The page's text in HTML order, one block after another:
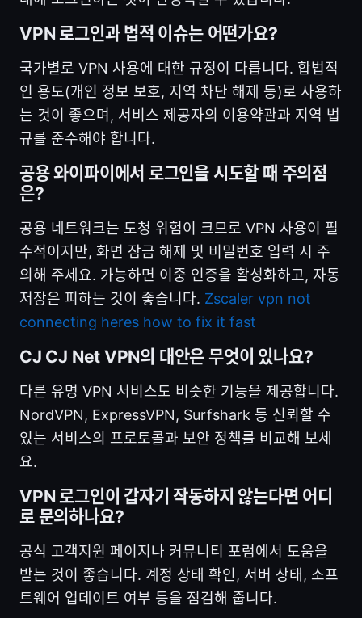
VPN 로그인과 법적 이슈는 어떤가요?
국가별로 VPN 사용에 대한 규정이 다릅니다. 합법적
인 용도(개인 정보 보호, 지역 차단 해제 등)로 사용하
는 것이 좋으며, 서비스 제공자의 이용약관과 지역 법
규를 준수해야 합니다.
공용 와이파이에서 로그인을 시도할 때 주의점
은?
공용 네트워크는 도청 위험이 크므로 VPN 사용이 필
수적이지만, 화면 잠금 해제 및 비밀번호 입력 시 주
의해 주세요. 가능하면 이중 인증을 활성화하고, 자동
저장은 피하는 것이 좋습니다. Zscaler vpn not
connecting heres how to fix it fast
CJ CJ Net VPN의 대안은 무엇이 있나요?
다른 유명 VPN 서비스도 비슷한 기능을 제공합니다.
NordVPN, ExpressVPN, Surfshark 등 신뢰할 수
있는 서비스의 프로토콜과 보안 정책를 비교해 보세
요.
VPN 로그인이 갑자기 작동하지 않는다면 어디
로 문의하나요?
공식 고객지원 페이지나 커뮤니티 포럼에서 도움을
받는 것이 좋습니다. 계정 상태 확인, 서버 상태, 소프
트웨어 업데이트 여부 등을 점검해 줍니다.